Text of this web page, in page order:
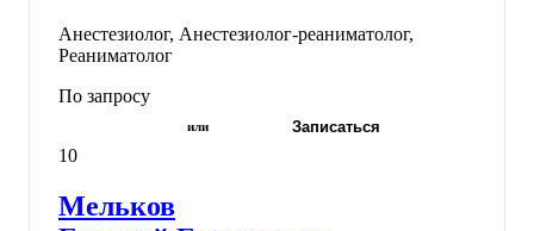
Анестезиолог, Анестезиолог-реаниматолог,
Реаниматолог
По запросу
или Записаться
10
Мельков